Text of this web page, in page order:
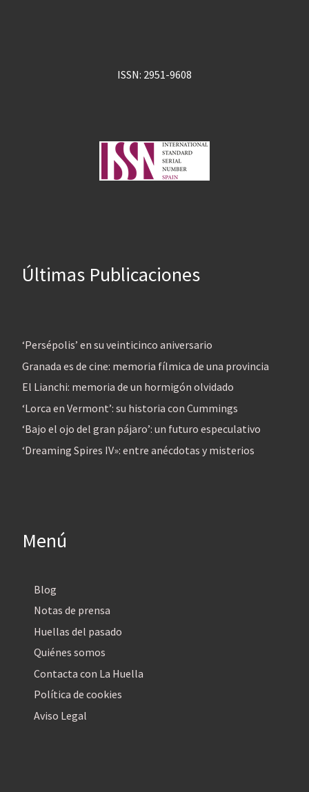
ISSN: 2951-9608
Últimas Publicaciones
‘Persépolis’ en su veinticinco aniversario
Granada es de cine: memoria fílmica de una provincia
El Lianchi: memoria de un hormigón olvidado
‘Lorca en Vermont’: su historia con Cummings
‘Bajo el ojo del gran pájaro’: un futuro especulativo
‘Dreaming Spires IV»: entre anécdotas y misterios
Menú
Blog
Notas de prensa
Huellas del pasado
Quiénes somos
Contacta con La Huella
Política de cookies
Aviso Legal